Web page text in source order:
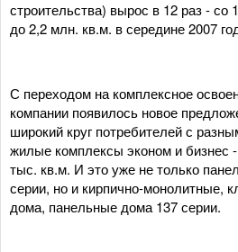
строительства) вырос в 12 раз - со
до 2,2 млн. кв.м. в середине 2007
С переходом на комплексное
компании появилось новое
широкий круг потребителей с
жилые комплексы эконом и бизнес
тыс. кв.м. И это уже не только
серии, но и кирпично-монолитные,
дома, панельные дома 137 серии.